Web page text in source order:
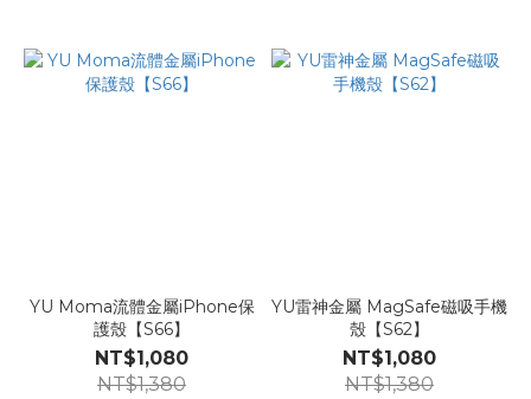
YU Moma流體金屬iPhone保
護殼【S66】
NT$1,080
NT$1,380
YU雷神金屬 MagSafe磁吸手機
殼【S62】
NT$1,080
NT$1,380